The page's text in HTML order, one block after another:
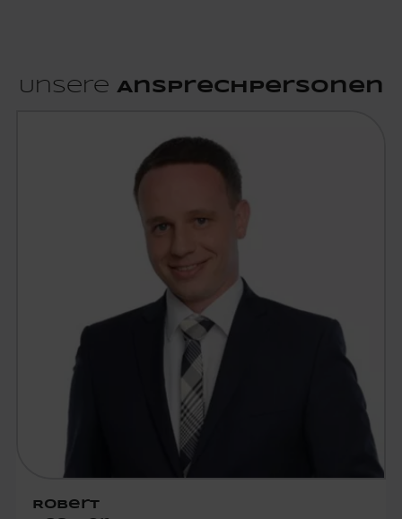
Unsere Ansprechpersonen
Robert